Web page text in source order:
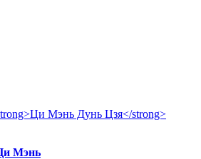
Мэнь